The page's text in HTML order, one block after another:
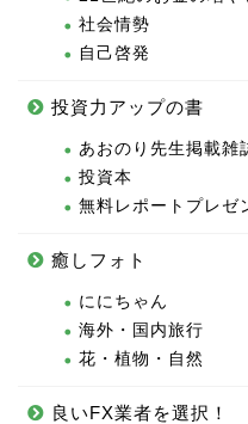
社会情勢
自己啓発
投資力アップの書
あおのり先生掲載雑
投資本
無料レポートプレゼ
癒しフォト
ににちゃん
海外・国内旅行
花・植物・自然
良いFX業者を選択！